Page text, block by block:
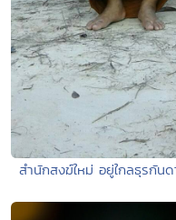
สำนักสงฆ์ใหม่ อยู่ใกลธุรกั